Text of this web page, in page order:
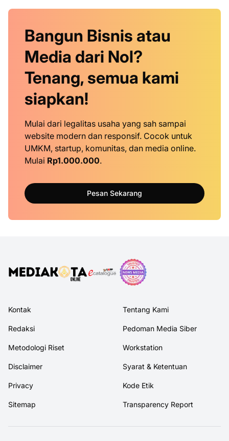
Bangun Bisnis atau
Media dari Nol?
Tenang, semua kami
siapkan!
Mulai dari legalitas usaha yang sah sampai
website modern dan responsif. Cocok untuk
UMKM, startup, komunitas, dan media online.
Mulai Rp1.000.000.
Pesan Sekarang
Kontak Tentang Kami
Redaksi Pedoman Media Siber
Metodologi Riset Workstation
Disclaimer Syarat & Ketentuan
Privacy Kode Etik
Sitemap Transparency Report